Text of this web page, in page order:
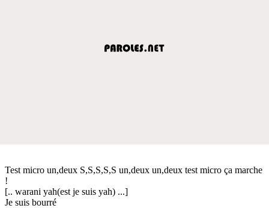
Test micro un,deux S,S,S,S,S un,deux un,deux test micro ça marche
!
[.. warani yah(est je suis yah) ...]
Je suis bourré